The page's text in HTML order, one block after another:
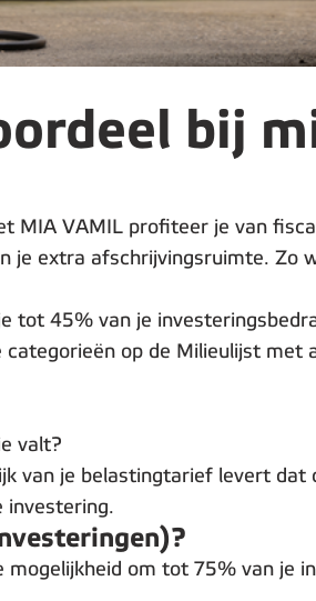
bij
MIA VAMIL profiteer je van
je extra afschrijvingsruimte. Zo
tot 45% van je
op de Milieulijst
valt?
van je belastingtarief levert dat
investering.
om tot 75% van je